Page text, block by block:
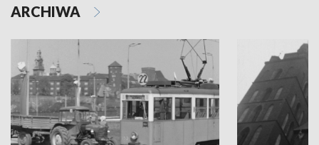
ARCHIWA